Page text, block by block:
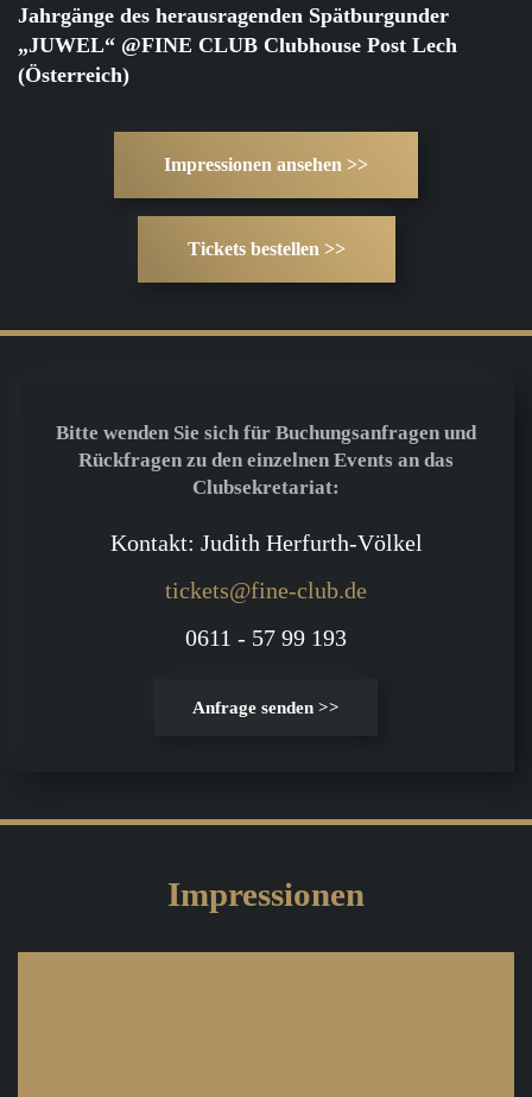
Jahrgänge des herausragenden Spätburgunder
„JUWEL“ @FINE CLUB Clubhouse Post Lech
(Österreich)
Impressionen ansehen >>
Tickets bestellen >>
Bitte wenden Sie sich für Buchungsanfragen und
Rückfragen zu den einzelnen Events an das
Clubsekretariat:
Kontakt: Judith Herfurth-Völkel
tickets@fine-club.de
0611 - 57 99 193
Anfrage senden >>
Impressionen